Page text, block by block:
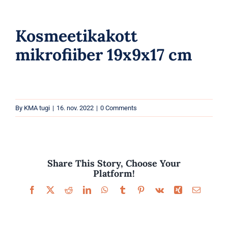
Meik
Parfüümid
Kosmeetikakott
mikrofiiber 19x9x17 cm
By KMA tugi | 16. nov. 2022 | 0 Comments
Share This Story, Choose Your
Platform!
Facebook
X RedditLinkedInWhatsApp
TumblrPinterest
Vk Xing Email